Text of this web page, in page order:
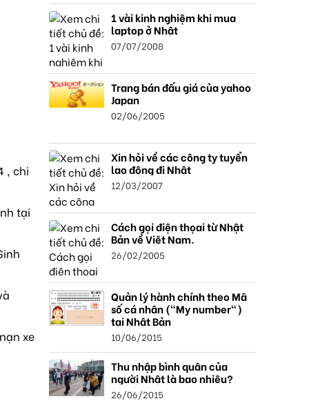
, chi
tại
xe
1 vài kinh nghiệm khi mua
laptop ở Nhật
07/07/2008
Trang bán đấu giá của yahoo
Japan
02/06/2005
Xin hỏi về các công ty tuyển
lao động đi Nhật
12/03/2007
Cách gọi điện thọai từ Nhật
Bản về Việt Nam.
26/02/2005
Quản lý hành chính theo Mã
số cá nhân ("My number")
tại Nhật Bản
10/06/2015
Thu nhập bình quân của
người Nhật là bao nhiêu?
26/06/2015